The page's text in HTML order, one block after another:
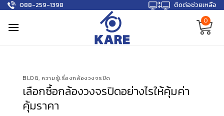
Skip
content
088-259-1398
ติดต่อช่วยเหลือ
0
BLOG, ความรู้เรื่องกล้องวงจรปิด
เลือกซื้อกล้องวงจรปิดอย่างไรให้คุ้มค่า
คุ้มราคา